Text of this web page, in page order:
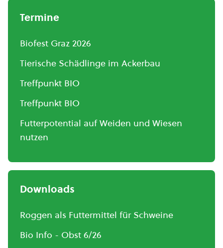
Termine
Biofest Graz 2026
Tierische Schädlinge im Ackerbau
Treffpunkt BIO
Treffpunkt BIO
Futterpotential auf Weiden und Wiesen
nutzen
Downloads
Roggen als Futtermittel für Schweine
Bio Info - Obst 6/26